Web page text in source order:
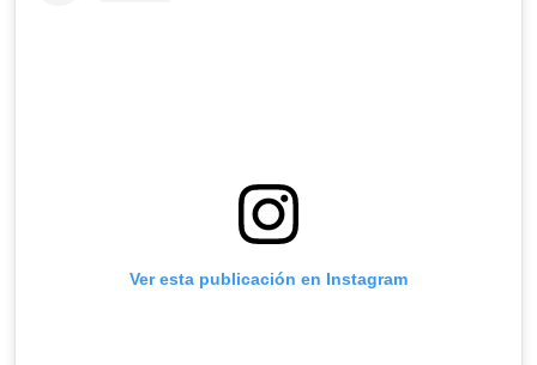
Ver esta publicación en Instagram